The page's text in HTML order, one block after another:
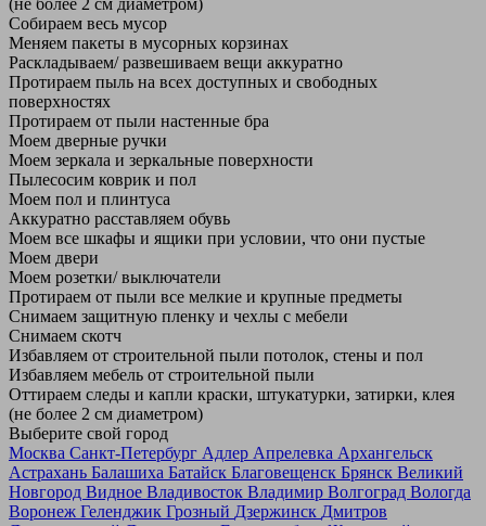
(не более 2 см диаметром)
Собираем весь мусор
Меняем пакеты в мусорных корзинах
Раскладываем/ развешиваем вещи аккуратно
Протираем пыль на всех доступных и свободных
поверхностях
Протираем от пыли настенные бра
Моем дверные ручки
Моем зеркала и зеркальные поверхности
Пылесосим коврик и пол
Моем пол и плинтуса
Аккуратно расставляем обувь
Моем все шкафы и ящики при условии, что они пустые
Моем двери
Моем розетки/ выключатели
Протираем от пыли все мелкие и крупные предметы
Снимаем защитную пленку и чехлы с мебели
Снимаем скотч
Избавляем от строительной пыли потолок, стены и пол
Избавляем мебель от строительной пыли
Оттираем следы и капли краски, штукатурки, затирки, клея
(не более 2 см диаметром)
Выберите свой город
Москва Санкт-Петербург Адлер Апрелевка Архангельск
Астрахань Балашиха Батайск Благовещенск Брянск Великий
Новгород Видное Владивосток Владимир Волгоград Вологда
Воронеж Геленджик Грозный Дзержинск Дмитров